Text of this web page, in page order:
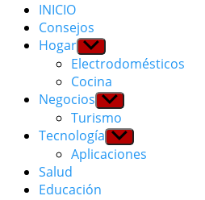
INICIO
Consejos
Hogar Show
sub
menu
Electrodomésticos
Cocina
Negocios Show
sub
menu
Turismo
Tecnología Show
sub
menu
Aplicaciones
Salud
Educación